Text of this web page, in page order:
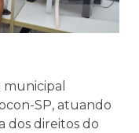
SP, atuando
dos direitos do